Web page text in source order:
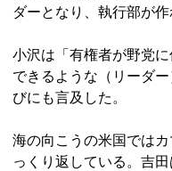
ダーとなり、執行部が作
小沢は「有権者が野党
できるような（リーダ
びにも言及した。
海の向こうの米国では
っくり返している。吉